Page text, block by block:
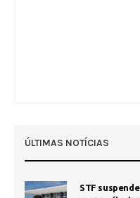
ÚLTIMAS NOTÍCIAS
STF